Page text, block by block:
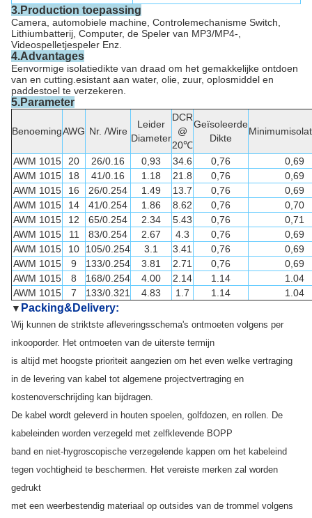
3.Production toepassing
Camera, automobiele machine, Controlemechanisme Switch,
Lithiumbatterij, Computer, de Speler van MP3/MP4-,
Videospelletjespeler Enz.
4.Advantages
Eenvormige isolatiedikte van draad om het gemakkelijke ontdoen
van en cutting.esistant aan water, olie, zuur, oplosmiddel en
paddestoel te verzekeren
5.Parameter
BenoemingAWG Nr. /Wire
Leider
Diameter
DCR
@
20℃
Geïsoleerde
Dikte
AWM 1015 20 26/0.16 0,93 34.6 0,76
0,69
AWM 1015
18 41/0.16 1.18 21.8 0,76
0,69
AWM 1015
16 26/0.254 1.49 13.7 0,76
0,69
AWM 1015
14 41/0.254 1.86 8.62 0,76
0,70
AWM 1015
12 65/0.254 2.34 5.43 0,76
0,71
AWM 1015
11 83/0.254 2.67 4.3 0,76
0,69
AWM 1015
10 105/0.254 3.1 3.41 0,76
0,69
AWM 1015
9 133/0.254 3.81 2.71 0,76
0,69
AWM 1015
8 168/0.254 4.00 2.14 1.14
1.04
AWM 1015
7 133/0.321 4.83 1.7 1.14
1.04
▼ Packing&Delivery:
Wij kunnen de striktste afleveringsschema's ontmoeten volgens per
inkooporder. Het ontmoeten van de uiterste termijn
is altijd met hoogste prioriteit aangezien om het even welke vertraging
in de levering van kabel tot algemene projectvertraging en
kostenoverschrijding kan bijdragen.
De kabel wordt geleverd in houten spoelen, golfdozen, en rollen. De
kabeleinden worden verzegeld met zelfklevende BOPP
band en niet-hygroscopische verzegelende kappen om het kabeleind
tegen vochtigheid te beschermen. Het vereiste merken zal worden
gedrukt
met een weerbestendig materiaal op outsides van de trommel volgens